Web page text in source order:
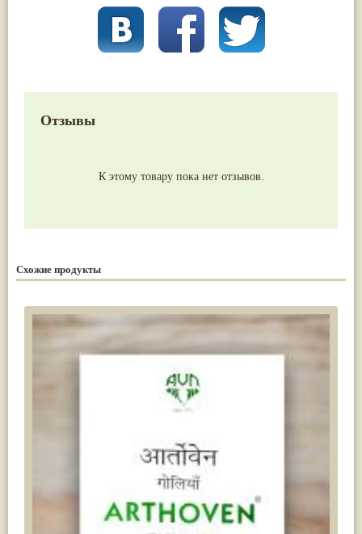
Отзывы
К этому товару пока нет отзывов.
Схожие продукты